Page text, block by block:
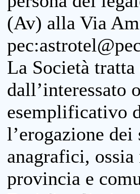
(Av) alla Via
La Società
dall’interessato
esemplificativo
l’erogazione
anagrafici,
provincia e